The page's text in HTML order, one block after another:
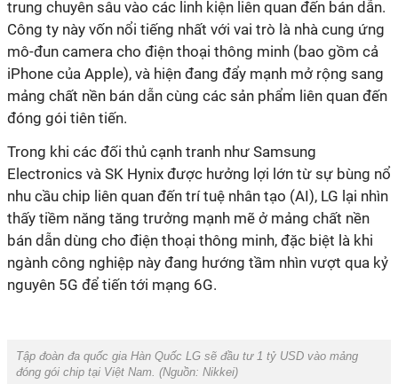
trung chuyên sâu vào các linh kiện liên quan đến bán dẫn.
Công ty này vốn nổi tiếng nhất với vai trò là nhà cung ứng
mô-đun camera cho điện thoại thông minh (bao gồm cả
iPhone của Apple), và hiện đang đẩy mạnh mở rộng sang
mảng chất nền bán dẫn cùng các sản phẩm liên quan đến
đóng gói tiên tiến.
Trong khi các đối thủ cạnh tranh như Samsung
Electronics và SK Hynix được hưởng lợi lớn từ sự bùng nổ
nhu cầu chip liên quan đến trí tuệ nhân tạo (AI), LG lại nhìn
thấy tiềm năng tăng trưởng mạnh mẽ ở mảng chất nền
bán dẫn dùng cho điện thoại thông minh, đặc biệt là khi
ngành công nghiệp này đang hướng tầm nhìn vượt qua kỷ
nguyên 5G để tiến tới mạng 6G.
Tập đoàn đa quốc gia Hàn Quốc LG sẽ đầu tư 1 tỷ USD vào mảng
đóng gói chip tại Việt Nam. (Nguồn: Nikkei)